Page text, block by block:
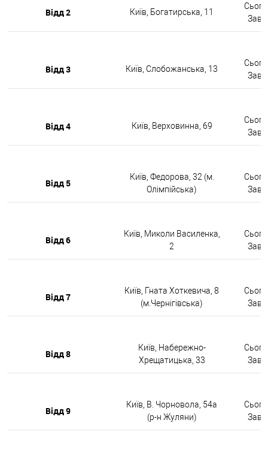
Відд 2 Київ, Богатирська, 11
Відд 3 Київ, Слобожанська, 13
Відд 4 Київ, Верховинна, 69
Відд 5
Київ, Федорова, 32 (м.
Олімпійська)
Відд 6
Київ, Миколи Василенка,
2
Відд 7
Київ, Гната Хоткевича, 8
(м.Чернігівська)
Відд 8
Київ, Набережно-
Хрещатицька, 33
Відд 9
Київ, В. Чорновола, 54а
(р-н Жуляни)